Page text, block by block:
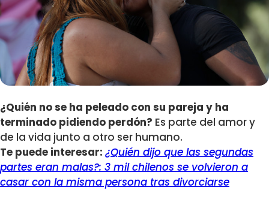
¿Quién no se ha peleado con su pareja y ha
terminado pidiendo perdón? Es parte del amor y
de la vida junto a otro ser humano.
Te puede interesar: ¿Quién dijo que las segundas
partes eran malas?: 3 mil chilenos se volvieron a
casar con la misma persona tras divorciarse